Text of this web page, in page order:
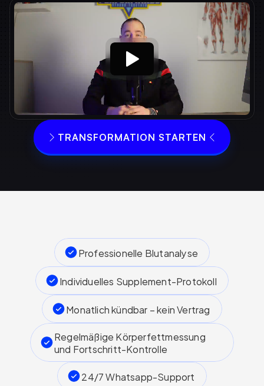
TRANSFORMATION STARTEN
Professionelle Blutanalyse
Individuelles Supplement-Protokoll
Monatlich kündbar – kein Vertrag
Regelmäßige Körperfettmessung
und Fortschritt-Kontrolle
24/7 Whatsapp-Support